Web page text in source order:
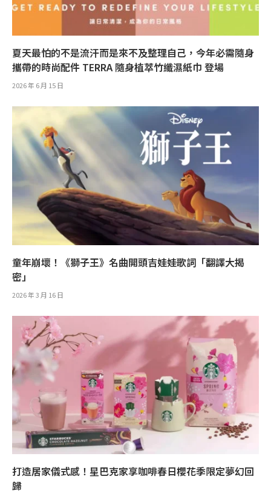
夏天最怕的不是流汗而是來不及整理自己，今年必需隨身
攜帶的時尚配件 TERRA 隨身植萃竹纖濕紙巾 登場
2026 年 6 月 15 日
童年崩壞！《獅子王》名曲開頭吉娃娃歌詞「翻譯大揭
密」
2026 年 3 月 16 日
打造居家儀式感！星巴克家享咖啡春日櫻花季限定夢幻回
歸